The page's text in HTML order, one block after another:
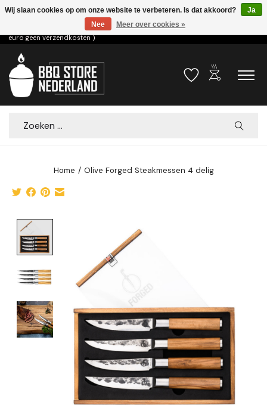
Voor 15.00u besteld dezelfde dag verzonden! ( 6,95 verzendkosten, vanaf 75
euro geen verzendkosten )
Verlanglijst
outdoor_grill
Zoeken
Home / Olive Forged Steakmessen 4 delig
Wij slaan cookies op om onze website te verbeteren. Is dat akkoord?
Ja
Nee
Meer over cookies »